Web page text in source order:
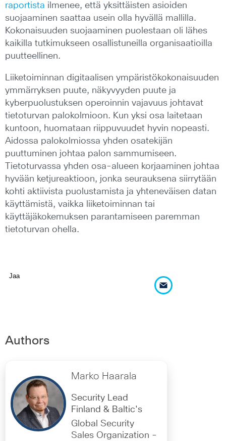
raportista ilmenee, että yksittäisten asioiden
suojaaminen saattaa usein olla hyvällä mallilla.
Kokonaisuuden suojaaminen puolestaan oli lähes
kaikilla tutkimukseen osallistuneilla organisaatioilla
puutteellinen.
Liiketoiminnan digitaalisen ympäristökokonaisuuden
ymmärryksen puute, näkyvyyden puute ja
kyberpuolustuksen operoinnin vajavuus johtavat
tietoturvan palokolmioon. Kun yksi osa laitetaan
kuntoon, huomataan riippuvuudet hyvin nopeasti.
Aidossa palokolmiossa yhden osatekijän
puuttuminen johtaa palon sammumiseen.
Tietoturvassa yhden osa-alueen korjaaminen johtaa
hyvään ketjureaktioon, jonka seurauksena siirrytään
kohti aktiivista puolustamista ja yhteneväisen datan
käyttämistä, vaikka liiketoiminnan tai
käyttäjäkokemuksen parantamiseen paremman
tietoturvan ohella.
Jaa
Authors
Marko Haarala
Security Lead
Finland & Baltic's
Global Security
Sales Organization -